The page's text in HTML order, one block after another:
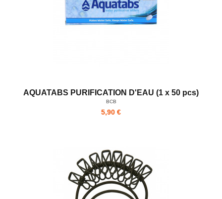
AQUATABS PURIFICATION D'EAU (1 x 50 pcs)
BCB
5,90 €